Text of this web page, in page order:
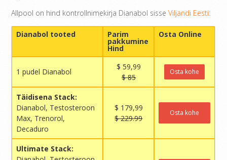
Allpool on hind kontrollnimekirja Dianabol sisseViljandi Eesti:
Dianabol tooted Parim
pakkumine
Hind
Osta Online
1 pudel Dianabol
$ 59,99
$ 85
Osta kohe
Täidisena Stack:
Dianabol, Testosteroon
Max, Trenorol,
Decaduro
$ 179,99
$ 229.99
Osta kohe
Ultimate Stack: